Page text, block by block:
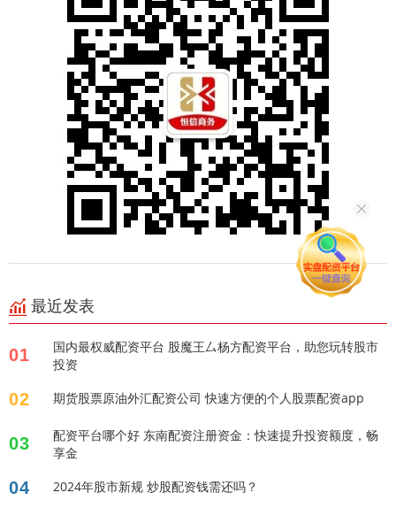
最近发表
01
国内最权威配资平台 股魔王厶杨方配资平台，助您玩转股市
投资
02 期货股票原油外汇配资公司 快速方便的个人股票配资app
03
配资平台哪个好 东南配资注册资金：快速提升投资额度，畅
享金
04 2024年股市新规 炒股配资钱需还吗？